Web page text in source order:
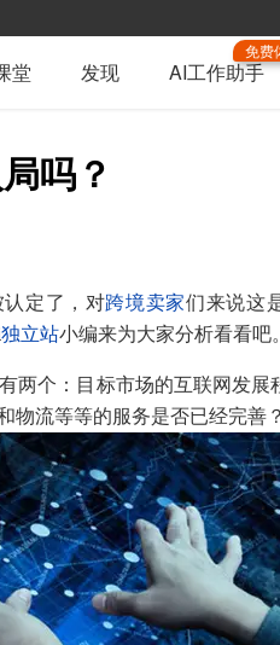
堂 发现 AI工作助手
免费
吗？
定了，对跨境卖家们来说这
独立站小编来为大家分析看看吧。
两个：目标市场的互联网发展
物流等等的服务是否已经完善？